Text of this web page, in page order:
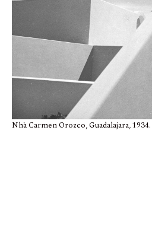
Nhà Carmen Orozco, Guadalajara, 1934.